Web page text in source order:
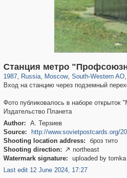
Станция метро
1987, Russia
1,406,517 29,243
, Moscow
319,780 8,286
, South-Western AO
12,410 76
,
Вход на станцию через подземный
Фото публиковалось в наборе открыток
Издательство Планета
Author:
А. Терзиев
Source:
http://www.sovietpostcards.org/
Shooting location address:
броз тито
Shooting direction:  northeast
Watermark signature:
uploaded by tomka
Last edit 12 June 2024, 17:27